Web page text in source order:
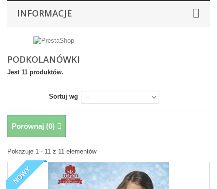
INFORMACJE
PODKOLANÓWKI
Jest 11 produktów.
Sortuj wg
Porównaj (0)
Pokazuje 1 - 11 z 11 elementów
NOWY